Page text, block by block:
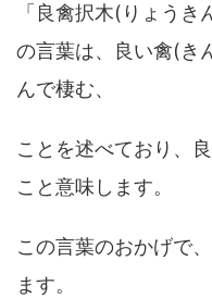
「良禽択木(りょう
の言葉は、良い禽(き
んで棲む、
ことを述べており、
こと意味します。
この言葉のおかげで
ます。